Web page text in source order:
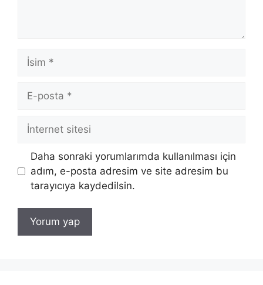
İsim
posta
İnternet
sitesi
Daha sonraki yorumlarımda kullanılması için
adım, e-posta adresim ve site adresim bu
tarayıcıya kaydedilsin.